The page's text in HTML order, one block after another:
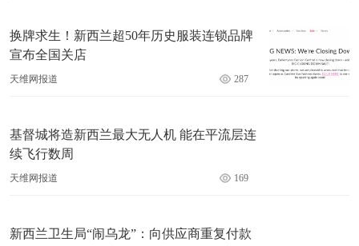
换牌求生！新西兰超50年历史服装连锁品牌
宣布全国关店
天维网报道 287
基督城将造新西兰最大无人机 能在平流层连
续飞行数周
天维网报道 169
新西兰卫生局“闹乌龙”：向供应商重复付款